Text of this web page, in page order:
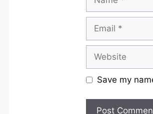
Email
Website
Save my